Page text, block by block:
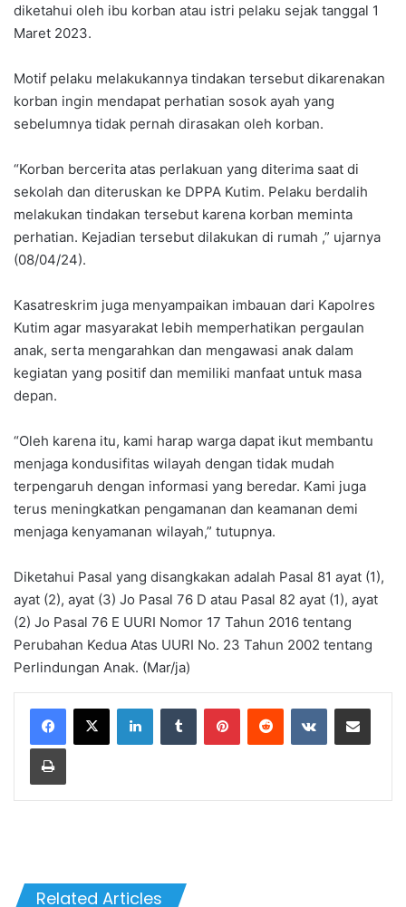
diketahui oleh ibu korban atau istri pelaku sejak tanggal 1
Maret 2023.
Motif pelaku melakukannya tindakan tersebut dikarenakan
korban ingin mendapat perhatian sosok ayah yang
sebelumnya tidak pernah dirasakan oleh korban.
“Korban bercerita atas perlakuan yang diterima saat di
sekolah dan diteruskan ke DPPA Kutim. Pelaku berdalih
melakukan tindakan tersebut karena korban meminta
perhatian. Kejadian tersebut dilakukan di rumah ,” ujarnya
(08/04/24).
Kasatreskrim juga menyampaikan imbauan dari Kapolres
Kutim agar masyarakat lebih memperhatikan pergaulan
anak, serta mengarahkan dan mengawasi anak dalam
kegiatan yang positif dan memiliki manfaat untuk masa
depan.
“Oleh karena itu, kami harap warga dapat ikut membantu
menjaga kondusifitas wilayah dengan tidak mudah
terpengaruh dengan informasi yang beredar. Kami juga
terus meningkatkan pengamanan dan keamanan demi
menjaga kenyamanan wilayah,” tutupnya.
Diketahui Pasal yang disangkakan adalah Pasal 81 ayat (1),
ayat (2), ayat (3) Jo Pasal 76 D atau Pasal 82 ayat (1), ayat
(2) Jo Pasal 76 E UURI Nomor 17 Tahun 2016 tentang
Perubahan Kedua Atas UURI No. 23 Tahun 2002 tentang
Perlindungan Anak. (Mar/ja)
LinkedInTumblr PinterestReddit VKontakteShare via Email
Print
Related Articles